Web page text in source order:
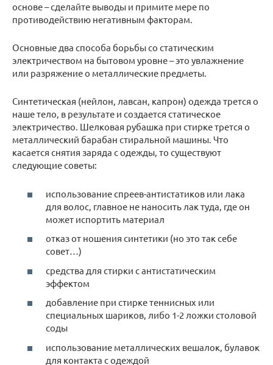
основе – сделайте выводы и примите мере по
противодействию негативным факторам.
Основные два способа борьбы со статическим
электричеством на бытовом уровне – это увлажнение
или разряжение о металлические предметы.
Синтетическая (нейлон, лавсан, капрон) одежда трется о
наше тело, в результате и создается статическое
электричество. Шелковая рубашка при стирке трется о
металлический барабан стиральной машины. Что
касается снятия заряда с одежды, то существуют
следующие советы:
использование спреев-антистатиков или лака
для волос, главное не наносить лак туда, где он
может испортить материал
отказ от ношения синтетики (но это так себе
совет…)
средства для стирки с антистатическим
эффектом
добавление при стирке теннисных или
специальных шариков, либо 1-2 ложки столовой
соды
использование металлических вешалок, булавок
для контакта с одеждой